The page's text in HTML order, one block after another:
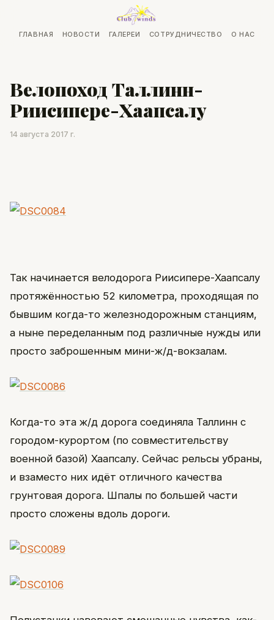
ГЛАВНАЯ НОВОСТИ ГАЛЕРЕИ СОТРУДНИЧЕСТВО О НАС
Велопоход Таллинн-
Риисипере-Хаапсалу
14 августа 2017 г.
Так начинается велодорога Риисипере-Хаапсалу
протяжённостью 52 километра, проходящая по
бывшим когда-то железнодорожным станциям,
а ныне переделанным под различные нужды или
просто заброшенным мини-ж/д-вокзалам.
Когда-то эта ж/д дорога соединяла Таллинн с
городом-курортом (по совместительству
военной базой) Хаапсалу. Сейчас рельсы убраны,
и взаместо них идёт отличного качества
грунтовая дорога. Шпалы по большей части
просто сложены вдоль дороги.